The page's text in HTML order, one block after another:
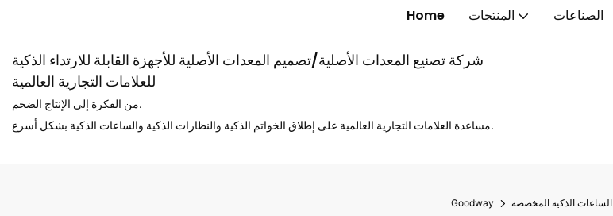
Home المنتجات الصناعات
شركة تصنيع المعدات الأصلية/تصميم المعدات الأصلية للأجهزة القابلة للارتداء الذكية
للعلامات التجارية العالمية
من الفكرة إلى الإنتاج الضخم.
مساعدة العلامات التجارية العالمية على إطلاق الخواتم الذكية والنظارات الذكية والساعات الذكية بشكل أسرع.
Goodway الساعات الذكية المخصصة